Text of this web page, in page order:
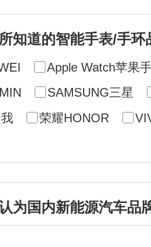
知道的智能手表/手环
Apple Watch苹果
SAMSUNG三星
荣耀HONOR
为国内新能源汽车品